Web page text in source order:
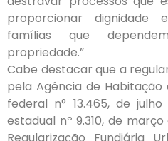
proporcionar dignidade
famílias que
propriedade.”
Cabe destacar que a
pela Agência de Habitação
federal n° 13.465, de
estadual nº 9.310, de
Regularização Fundiária